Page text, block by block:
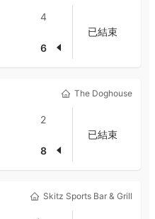
4
6
已結束
The Doghouse
2
8
已結束
Skitz Sports Bar & Grill